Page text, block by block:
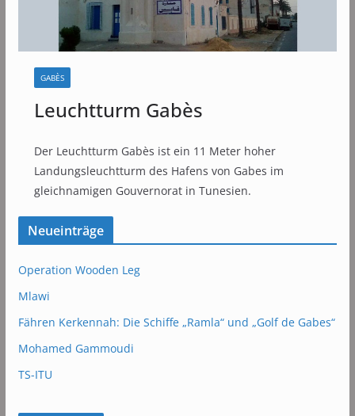
GABÈS
Leuchtturm Gabès
Der Leuchtturm Gabès ist ein 11 Meter hoher
Landungsleuchtturm des Hafens von Gabes im
gleichnamigen Gouvernorat in Tunesien.
Neueinträge
Operation Wooden Leg
Mlawi
Fähren Kerkennah: Die Schiffe „Ramla“ und „Golf de Gabes“
Mohamed Gammoudi
TS-ITU